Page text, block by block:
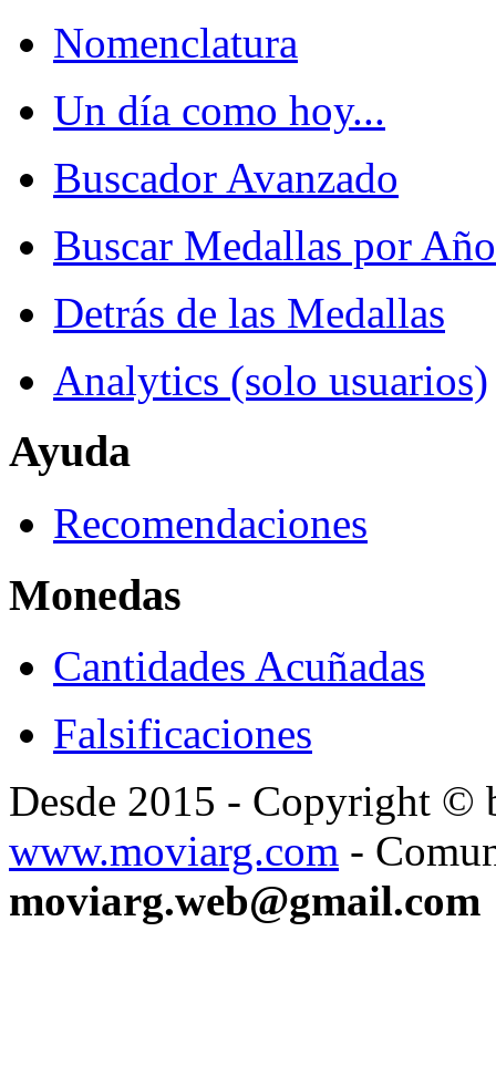
Nomenclatura
Un día como hoy...
Buscador Avanzado
Buscar Medallas por Año
Detrás de las Medallas
Analytics (solo usuarios)
Ayuda
Recomendaciones
Monedas
Cantidades Acuñadas
Falsificaciones
Desde 2015 - Copyright ©
www.moviarg.com -
moviarg.web@gmail.com